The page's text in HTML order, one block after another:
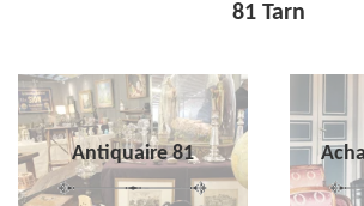
81 Tarn
Antiquaire 81